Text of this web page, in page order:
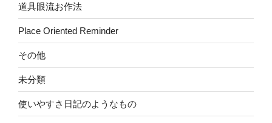
道具眼流お作法
Place Oriented Reminder
その他
未分類
使いやすさ日記のようなもの